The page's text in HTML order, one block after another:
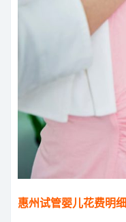
惠州试管婴儿花费明细